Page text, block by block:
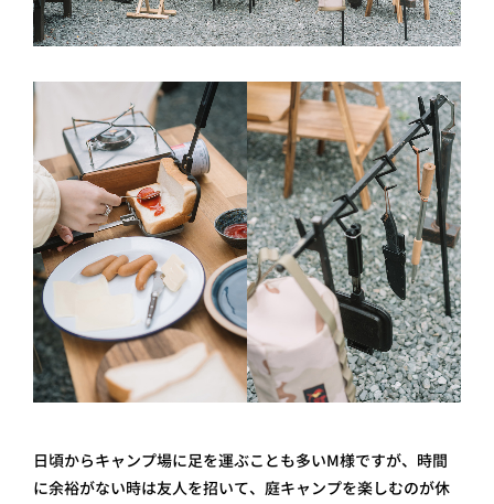
日頃からキャンプ場に足を運ぶことも多いM様ですが、時間
に余裕がない時は友人を招いて、庭キャンプを楽しむのが休